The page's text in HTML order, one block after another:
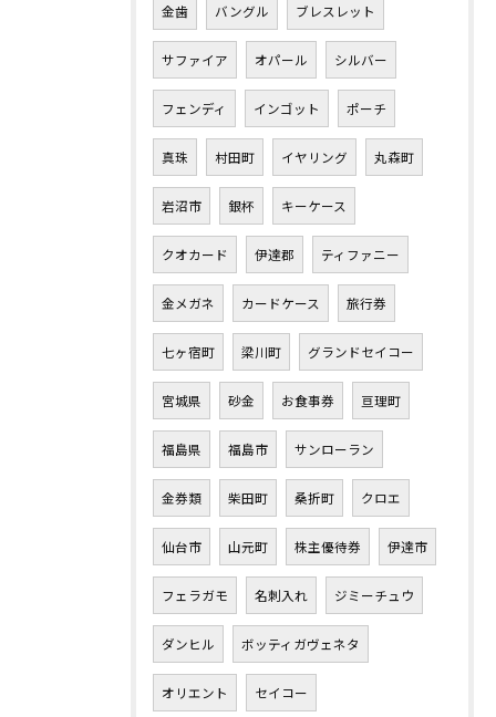
金歯 バングル ブレスレット
サファイア オパール シルバー
フェンディ インゴット ポーチ
真珠 村田町 イヤリング 丸森町
岩沼市 銀杯 キーケース
クオカード 伊達郡 ティファニー
金メガネ カードケース 旅行券
七ヶ宿町 梁川町 グランドセイコー
宮城県 砂金 お食事券 亘理町
福島県 福島市 サンローラン
金券類 柴田町 桑折町 クロエ
仙台市 山元町 株主優待券 伊達市
フェラガモ 名刺入れ ジミーチュウ
ダンヒル ボッティガヴェネタ
オリエント セイコー